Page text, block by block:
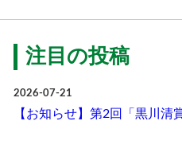
注目の投稿
2026-07-21
【お知らせ】第2回「黒川清